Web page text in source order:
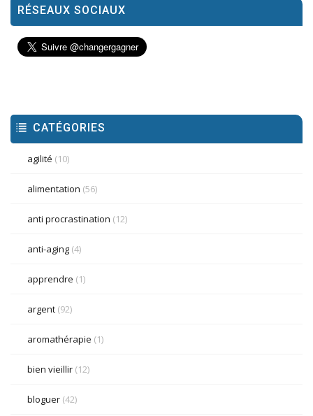
RÉSEAUX SOCIAUX
CATÉGORIES
agilité (10)
alimentation (56)
anti procrastination (12)
anti-aging (4)
apprendre (1)
argent (92)
aromathérapie (1)
bien vieillir (12)
bloguer (42)